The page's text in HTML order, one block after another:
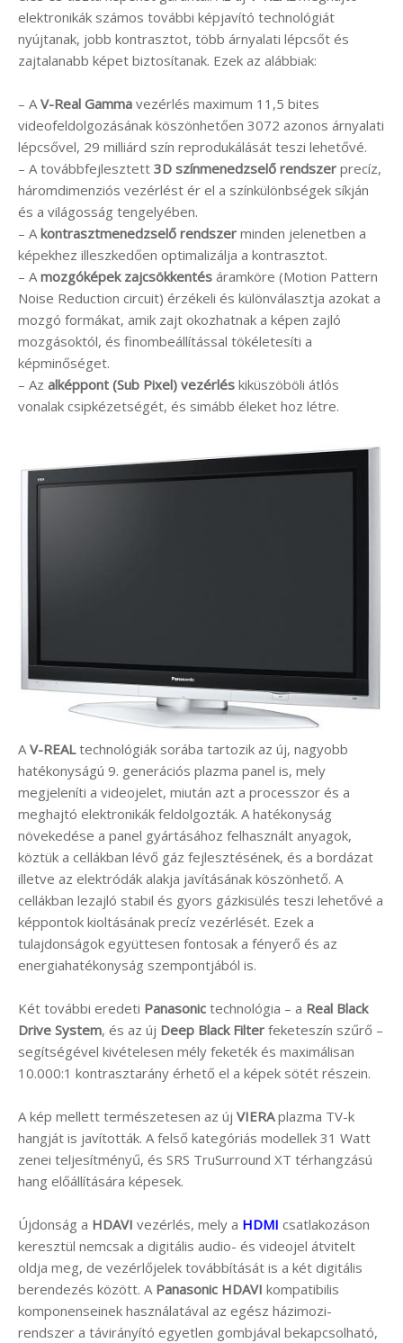
elektronikák számos további képjavító technológiát
nyújtanak, jobb kontrasztot, több árnyalati lépcsőt és
zajtalanabb képet biztosítanak. Ezek az alábbiak:
– A V-Real Gamma vezérlés maximum 11,5 bites
videofeldolgozásának köszönhetően 3072 azonos árnyalati
lépcsővel, 29 milliárd szín reprodukálását teszi lehetővé.
– A továbbfejlesztett 3D színmenedzselő rendszer precíz,
háromdimenziós vezérlést ér el a színkülönbségek síkján
és a világosság tengelyében.
– A kontrasztmenedzselő rendszer minden jelenetben a
képekhez illeszkedően optimalizálja a kontrasztot.
– A mozgóképek zajcsökkentés áramköre (Motion Pattern
Noise Reduction circuit) érzékeli és különválasztja azokat a
mozgó formákat, amik zajt okozhatnak a képen zajló
mozgásoktól, és finombeállítással tökéletesíti a
képminőséget.
– Az alképpont (Sub Pixel) vezérlés kiküszöböli átlós
vonalak csipkézetségét, és simább éleket hoz létre.
AV-REALtechnológiák sorába tartozik az új, nagyobb
hatékonyságú 9. generációs plazma panel is, mely
megjeleníti a videojelet, miután azt a processzor és a
meghajtó elektronikák feldolgozták. A hatékonyság
növekedése a panel gyártásához felhasznált anyagok,
köztük a cellákban lévő gáz fejlesztésének, és a bordázat
illetve az elektródák alakja javításának köszönhető. A
cellákban lezajló stabil és gyors gázkisülés teszi lehetővé a
képpontok kioltásának precíz vezérlését. Ezek a
tulajdonságok együttesen fontosak a fényerő és az
energiahatékonyság szempontjából is.
Két további eredeti Panasonic technológia – a Real Black
Drive System, és az új Deep Black Filter feketeszín szűrő –
segítségével kivételesen mély feketék és maximálisan
10.000:1 kontrasztarány érhető el a képek sötét részein.
A kép mellett természetesen az új VIERAplazma TV-k
hangját is javították. A felső kategóriás modellek 31 Watt
zenei teljesítményű, és SRS TruSurround XT térhangzású
hang előállítására képesek.
Újdonság a HDAVI vezérlés, mely a HDMI csatlakozáson
keresztül nemcsak a digitális audio- és videojel átvitelt
oldja meg, de vezérlőjelek továbbítását is a két digitális
berendezés között. A Panasonic HDAVI kompatibilis
komponenseinek használatával az egész házimozi-
rendszer a távirányító egyetlen gombjával bekapcsolható,